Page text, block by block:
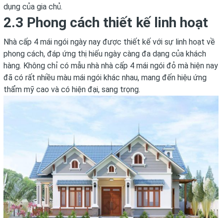
dụng của gia chủ.
2.3 Phong cách thiết kế linh hoạt
Nhà cấp 4 mái ngói ngày nay được thiết kế với sự linh hoạt về
phong cách, đáp ứng thị hiếu ngày càng đa dạng của khách
hàng. Không chỉ có mẫu nhà nhà cấp 4 mái ngói đỏ mà hiện nay
đã có rất nhiều màu mái ngói khác nhau, mang đến hiệu ứng
thẩm mỹ cao và có hiện đại, sang trọng.